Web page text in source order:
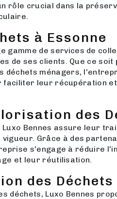
rôle crucial dans la
à Essonne
gamme de services de
de ses clients. Que ce
déchets ménagers,
faciliter leur récupération
des
Bennes assure leur
vigueur. Grâce à des
s'engage à réduire
et leur réutilisation.
des Déchets
déchets, Luxo Bennes